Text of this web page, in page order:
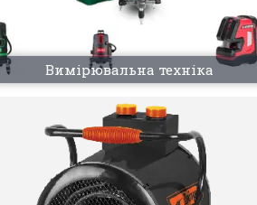
Вимірювальна техніка